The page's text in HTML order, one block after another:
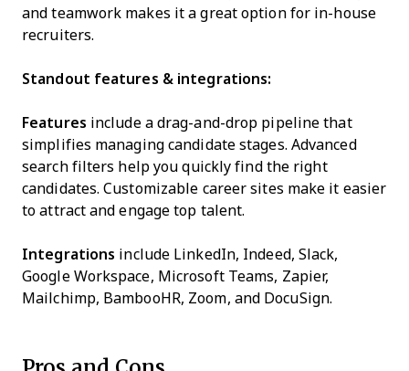
and teamwork makes it a great option for in-house
recruiters.
Standout features & integrations:
Features include a drag-and-drop pipeline that
simplifies managing candidate stages. Advanced
search filters help you quickly find the right
candidates. Customizable career sites make it easier
to attract and engage top talent.
Integrations include LinkedIn, Indeed, Slack,
Google Workspace, Microsoft Teams, Zapier,
Mailchimp, BambooHR, Zoom, and DocuSign.